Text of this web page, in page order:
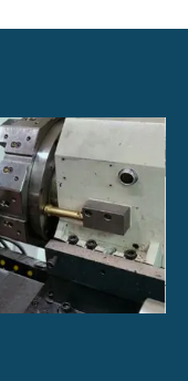
der
Produktion